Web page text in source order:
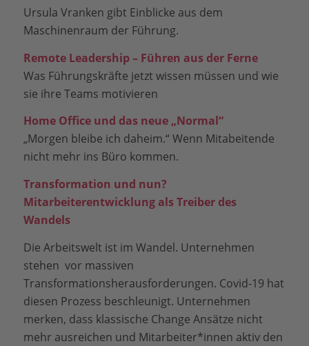
Ursula Vranken gibt Einblicke aus dem
Maschinenraum der Führung.
Remote Leadership – Führen aus der Ferne
Was Führungskräfte jetzt wissen müssen und wie
sie ihre Teams motivieren
Home Office und das neue „Normal“
„Morgen bleibe ich daheim.“ Wenn Mitabeitende
nicht mehr ins Büro kommen.
Transformation und nun?
Mitarbeiterentwicklung als Treiber des
Wandels
Die Arbeitswelt ist im Wandel. Unternehmen
stehen vor massiven
Transformationsherausforderungen. Covid-19 hat
diesen Prozess beschleunigt. Unternehmen
merken, dass klassische Change Ansätze nicht
mehr ausreichen und Mitarbeiter*innen aktiv den